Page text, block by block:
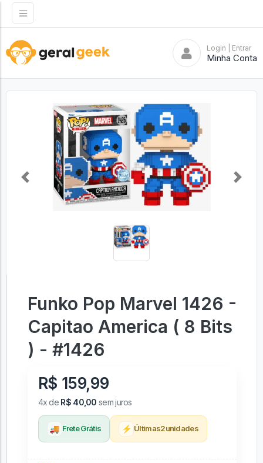
Login | Entrar
Minha Conta
Previous Next
Funko Pop Marvel 1426 -
Capitao America ( 8 Bits
) - #1426
R$ 159,99
4x de R$ 40,00 sem juros
🚚 Frete Grátis ⚡ Últimas2unidades